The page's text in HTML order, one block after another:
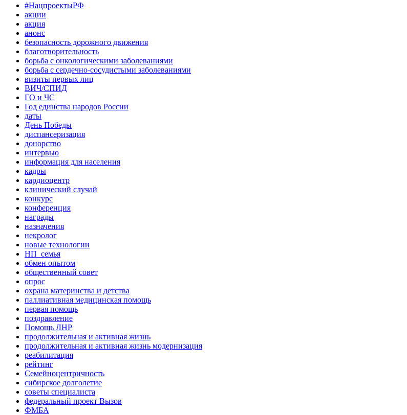
#НацпроектыРФ
акции
акция
анонс
безопасность дорожного движения
благотворительность
борьба с онкологическими заболеваниями
борьба с сердечно-сосудистыми заболеваниями
визиты первых лиц
ВИЧ/СПИД
ГО и ЧС
Год единства народов России
даты
День Победы
диспансеризация
донорство
интервью
информация для населения
кадры
кардиоцентр
клинический случай
конкурс
конференция
награды
назначения
некролог
новые технологии
НП_семья
обмен опытом
общественный совет
опрос
охрана материнства и детства
паллиативная медицинская помощь
первая помощь
поздравление
Помощь ЛНР
продолжительная и активная жизнь
продолжительная и активная жизнь модернизация
реабилитация
рейтинг
Семейноцентричность
сибирское долголетие
советы специалиста
федеральный проект Вызов
ФМБА